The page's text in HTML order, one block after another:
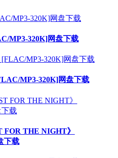
MP3-320K]网盘下载
MP3-320K]网盘下载
FOR THE NIGHT》
下载